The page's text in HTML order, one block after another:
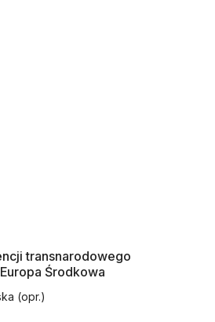
transnarodowego
Środkowa
(opr.)